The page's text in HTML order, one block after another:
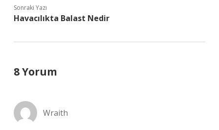
Sonraki Yazı
Havacılıkta Balast Nedir
8 Yorum
Wraith